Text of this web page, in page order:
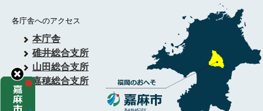
各庁舎へのアクセス
本庁舎
碓井総合支所
山田総合支所
嘉穂総合支所